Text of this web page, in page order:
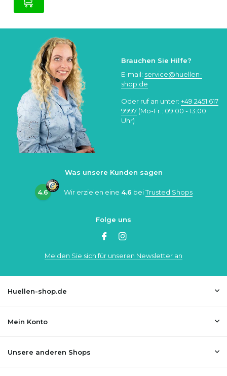
Brauchen Sie Hilfe?
E-mail: service@huellen-
shop.de
Oder ruf an unter: +49 2451 617
9997 (Mo-Fr.: 09:00 - 13:00
Uhr)
Was unsere Kunden sagen
4.6 Wir erzielen eine 4.6 beiTrusted Shops
Folge uns
Melden Sie sich für unseren Newsletter an
Huellen-shop.de
Mein Konto
Unsere anderen Shops